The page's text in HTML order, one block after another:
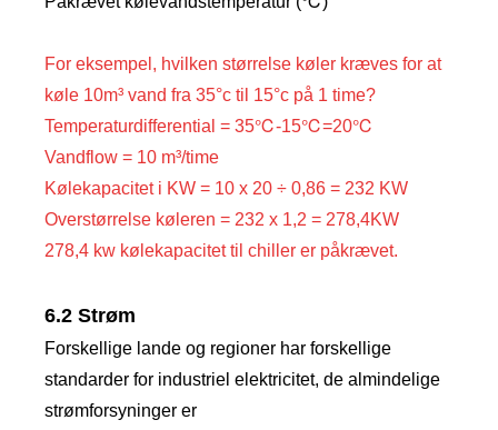
For eksempel, hvilken størrelse køler kræves for at
køle 10m³ vand fra 35°c til 15°c på 1 time?
Temperaturdifferential = 35℃-15℃=20℃
Vandflow = 10 m³/time
Kølekapacitet i KW = 10 x 20 ÷ 0,86 = 232 KW
Overstørrelse køleren = 232 x 1,2 = 278,4KW
278,4 kw kølekapacitet til chiller er påkrævet.
6.2 Strøm
Forskellige lande og regioner har forskellige
standarder for industriel elektricitet, de almindelige
strømforsyninger er